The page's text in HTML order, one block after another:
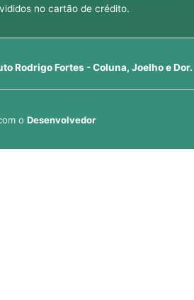
no cartão de crédito.
Rodrigo Fortes - Coluna, Joelho e Dor.
o Desenvolvedor